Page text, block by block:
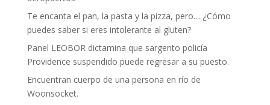
Te encanta el pan, la pasta y la pizza, pero… ¿Cómo
puedes saber si eres intolerante al gluten?
Panel LEOBOR dictamina que sargento policía
Providence suspendido puede regresar a su puesto.
Encuentran cuerpo de una persona en río de
Woonsocket.